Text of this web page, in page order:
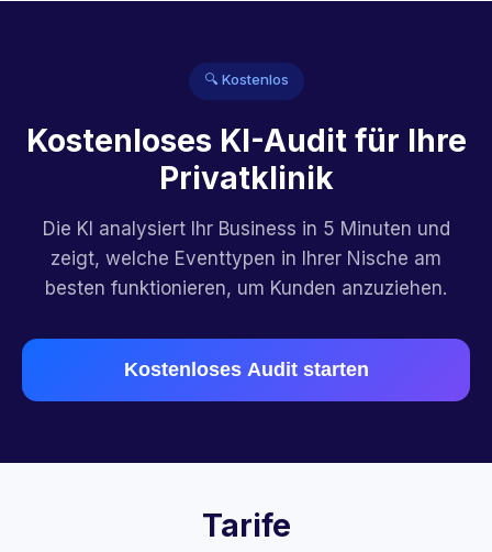
🔍 Kostenlos
Kostenloses KI-Audit für Ihre
Privatklinik
Die KI analysiert Ihr Business in 5 Minuten und
zeigt, welche Eventtypen in Ihrer Nische am
besten funktionieren, um Kunden anzuziehen.
Kostenloses Audit starten
Tarife